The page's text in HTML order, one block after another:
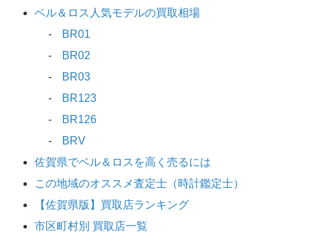
ベル＆ロス人気モデルの買取相場
BR01
BR02
BR03
BR123
BR126
BRV
佐賀県でベル＆ロスを高く売るには
この地域のオススメ査定士（時計鑑定士）
【佐賀県版】買取店ランキング
市区町村別 買取店一覧